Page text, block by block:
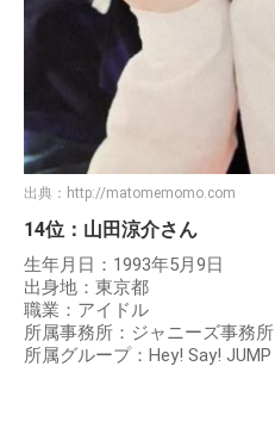
出典： http://matomemomo.com
14位：山田涼介さん
生年月日：1993年5月9日
出身地：東京都
職業：アイドル
所属事務所：ジャニーズ事務所
所属グループ：Hey! Say! JUMP